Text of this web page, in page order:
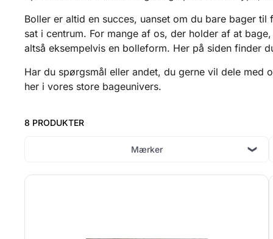
Boller er altid en succes, uanset om du bare bager
sat i centrum. For mange af os, der holder af at
altså eksempelvis en bolleform. Her på siden finder
Har du spørgsmål eller andet, du gerne vil dele med
her i vores store bageunivers.
8 PRODUKTER
Mærker